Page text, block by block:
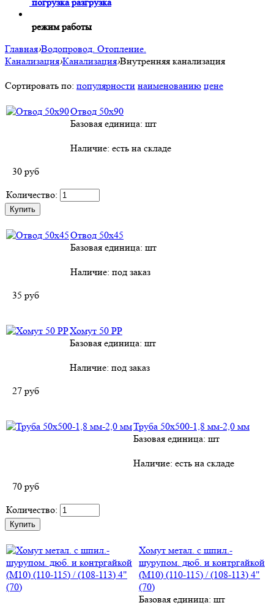
режим работы
Главная›Водопровод. Отопление.
Канализация›Канализация›Внутренняя канализация
Сортировать по: популярности наименованию цене
Отвод 50х90
Базовая единица: шт
Наличие: есть на складе
30 руб
Количество:
Отвод 50х45
Базовая единица: шт
Наличие: под заказ
35 руб
Хомут 50 РР
Базовая единица: шт
Наличие: под заказ
27 руб
Труба 50х500-1,8 мм-2,0 мм
Базовая единица: шт
Наличие: есть на складе
70 руб
Количество:
Хомут метал. с шпил.-
шурупом. дюб. и контргайкой
(М10) (110-115) / (108-113) 4"
(70)
Базовая единица: шт